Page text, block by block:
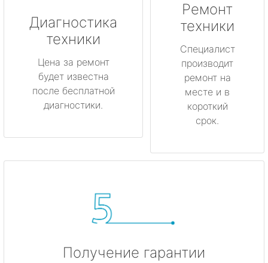
Диагностика
техники
Цена за ремонт
будет известна
после бесплатной
диагностики.
Ремонт
техники
Специалист
производит
ремонт на
месте и в
короткий
срок.
Получение гарантии